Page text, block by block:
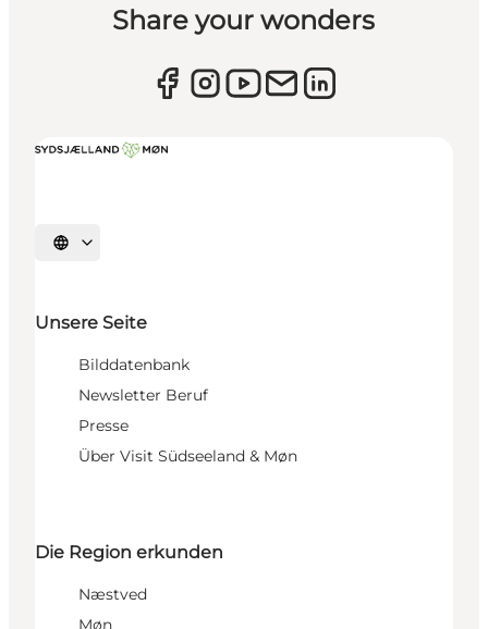
Share your wonders
Sprache auswählen
Unsere Seite
Bilddatenbank
Newsletter Beruf
Presse
Über Visit Südseeland & Møn
Die Region erkunden
Næstved
Møn